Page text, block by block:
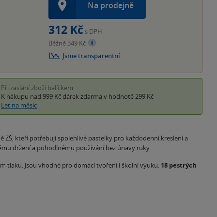
Na prodejně
312 Kč s DPH
Běžně 349 Kč
Jsme transparentní
Při zaslání zboží balíčkem
K nákupu nad 999 Kč dárek zdarma v hodnotě 299 Kč
Let na měsíc
ZŠ, kteří potřebují spolehlivé pastelky pro každodenní kreslení a
držení a pohodlnému používání bez únavy ruky.
tlaku. Jsou vhodné pro domácí tvoření i školní výuku. 18 pestrých